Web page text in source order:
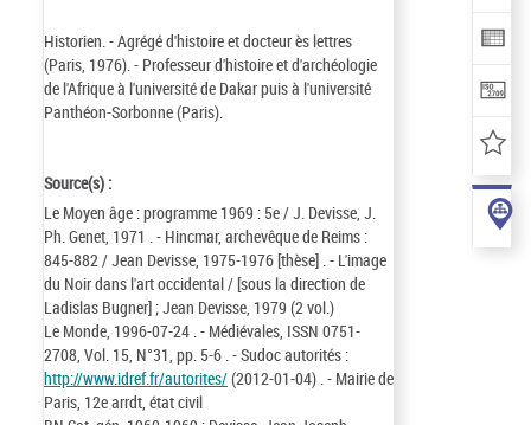
Historien. - Agrégé d'histoire et docteur ès lettres
(Paris, 1976). - Professeur d'histoire et d'archéologie
de l'Afrique à l'université de Dakar puis à l'université
Panthéon-Sorbonne (Paris).
Source(s) :
Le Moyen âge : programme 1969 : 5e / J. Devisse, J.
Ph. Genet, 1971 . - Hincmar, archevêque de Reims :
845-882 / Jean Devisse, 1975-1976 [thèse] . - L'image
du Noir dans l'art occidental / [sous la direction de
Ladislas Bugner] ; Jean Devisse, 1979 (2 vol.)
Le Monde, 1996-07-24 . - Médiévales, ISSN 0751-
2708, Vol. 15, N°31, pp. 5-6 . - Sudoc autorités :
http://www.idref.fr/autorites/(2012-01-04) . - Mairie de
Paris, 12e arrdt, état civil